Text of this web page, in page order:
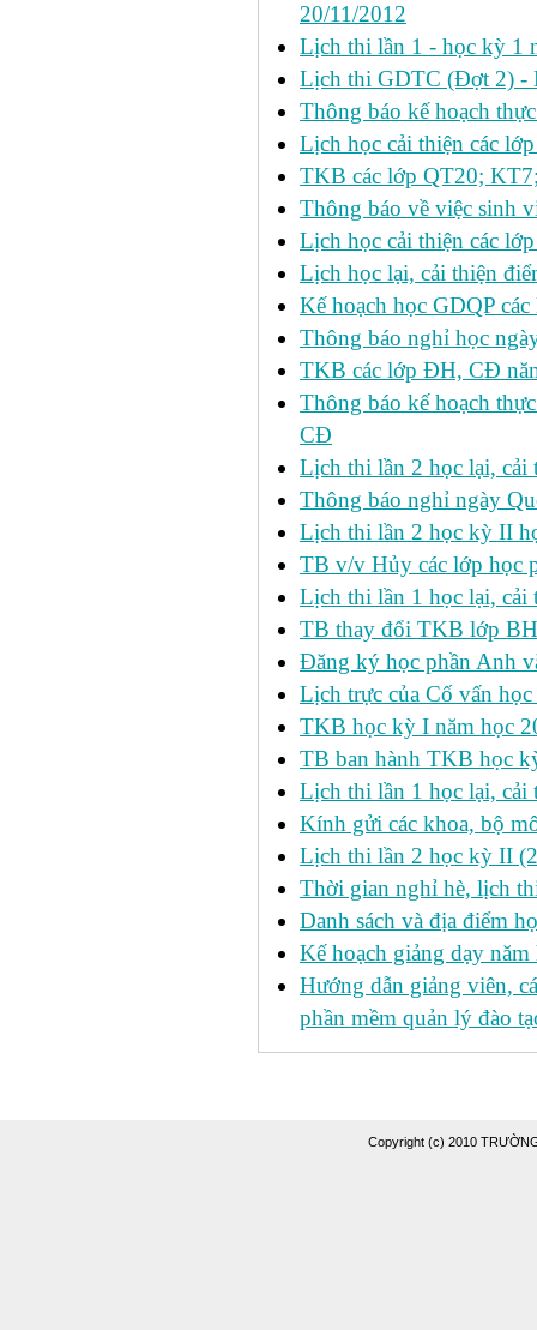
20/11/2012
Lịch thi lần 1 - học kỳ 1
Lịch thi GDTC (Đợt 2) -
Thông báo kế hoạch
Lịch học cải thiện các
TKB các lớp QT20;
Thông báo về việc sinh
Lịch học cải thiện các
Lịch học lại, cải thiện
Kế hoạch học GDQP
Thông báo nghỉ học
TKB các lớp ĐH, CĐ
Thông báo kế hoạch
CĐ
Lịch thi lần 2 học lại, cải
Thông báo nghỉ ngày
Lịch thi lần 2 học kỳ II
TB v/v Hủy các lớp học
Lịch thi lần 1 học lại, cải
TB thay đổi TKB lớp
Đăng ký học phần Anh
Lịch trực của Cố vấn học
TKB học kỳ I năm học
TB ban hành TKB học
Lịch thi lần 1 học lại, cải
Kính gửi các khoa, bộ
Lịch thi lần 2 học kỳ II
Thời gian nghỉ hè, lịch
Danh sách và địa điểm
Kế hoạch giảng dạy
Hướng dẫn giảng viên,
phần mềm quản lý đào
Copyright (c) 2010